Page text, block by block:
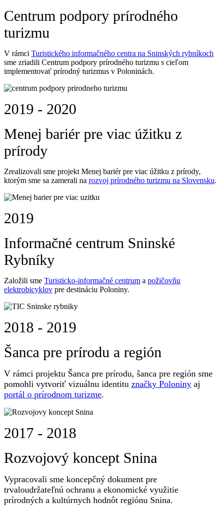
Centrum podpory prírodného
turizmu
V rámci Turistického informačného centra na Sninských rybníkoch
sme zriadili Centrum podpory prírodného turizmu s cieľom
implementovať prírodný turizmus v Poloninách.
2019 - 2020
Menej bariér pre viac úžitku z
prírody
Zrealizovali sme projekt Menej bariér pre viac úžitku z prírody,
ktorým sme sa zamerali na rozvoj prírodného turizmu na Slovensku.
2019
Informačné centrum Sninské
Rybníky
Založili sme Turisticko-informačné centrum a požičovňu
elektrobicyklov pre destináciu Poloniny.
2018 - 2019
Šanca pre prírodu a región
V rámci projektu Šanca pre prírodu, šanca pre región sme
pomohli vytvoriť vizuálnu identitu značky Poloniny aj
portál o prírodnom turizme.
2017 - 2018
Rozvojový koncept Snina
Vypracovali sme koncepčný dokument pre
trvaloudržateľnú ochranu a ekonomické využitie
prírodných a kultúrnych hodnôt regiónu Snina.